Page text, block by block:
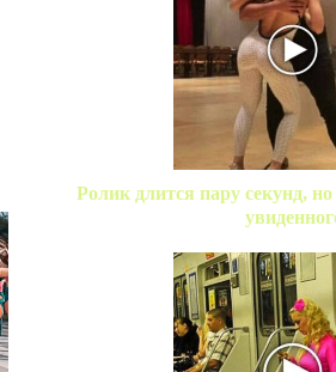
Ролик длится пару секунд,